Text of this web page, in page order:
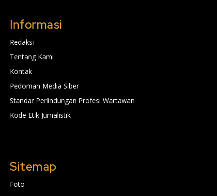
Informasi
Redaksi
Tentang Kami
Kontak
Pedoman Media Siber
Standar Perlindungan Profesi Wartawan
Kode Etik Jurnalistik
Sitemap
Foto